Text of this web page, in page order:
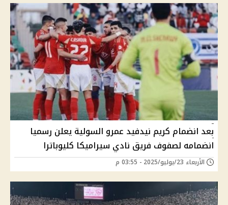
بعد انضمام كريم نيدفيد عمرو السولية يعلن رسميا
انضمامه لصفوف فريق نادي سيراميكا كليوباترا
الأربعاء 23/يوليو/2025 - 03:55 م